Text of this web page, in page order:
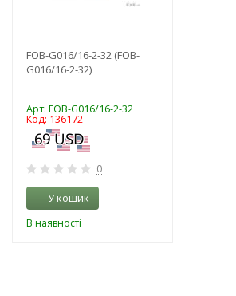
FOB-G016/16-2-32 (FOB-
G016/16-2-32)
Арт: FOB-G016/16-2-32
Код: 136172
0
У кошик
В наявності